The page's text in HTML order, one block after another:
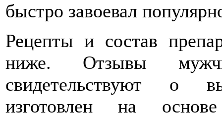
быстро завоевал
Рецепты и состав
ниже. Отзывы
свидетельствуют о
изготовлен на